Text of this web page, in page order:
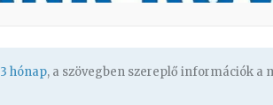
3 hónap, a szövegben szereplő információk a